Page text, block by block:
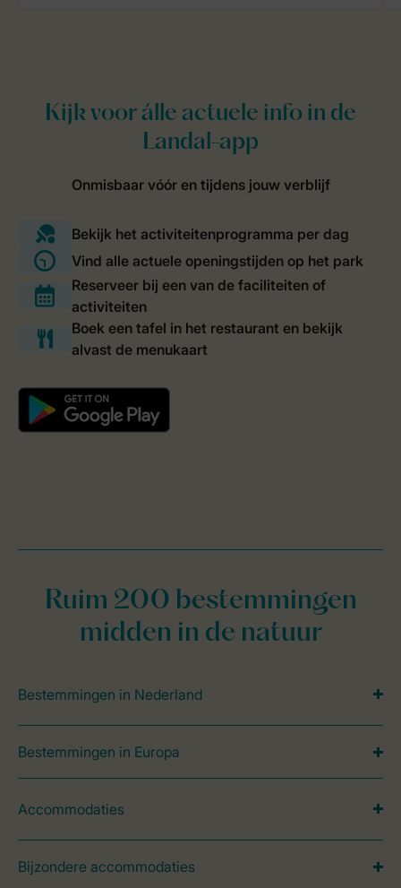
Ruim 200 bestemmingen
midden in de natuur
Bestemmingen in Nederland
Bestemmingen in Europa
Accommodaties
Bijzondere accommodaties